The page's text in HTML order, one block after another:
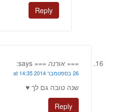
Reply
=== אורנה === says:
26 בספטמבר 2014 at 14:35
שנה טובה גם לך ♥
Reply